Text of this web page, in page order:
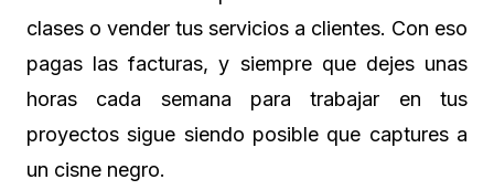
clases o vender tus servicios a clientes. Con eso
pagas las facturas, y siempre que dejes unas
horas cada semana para trabajar en tus
proyectos sigue siendo posible que captures a
un cisne negro.